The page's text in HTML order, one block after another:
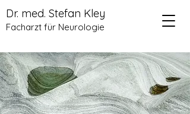
Dr. med. Stefan Kley
Facharzt für Neurologie